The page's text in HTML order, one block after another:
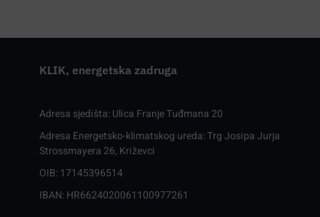
KLIK, energetska zadruga
Adresa sjedišta: Ulica Franje Tuđmana 20
Adresa Energetsko-klimatskog ureda: Trg Josipa Jurja
Strossmayera 26, Križevci
OIB: 17145396514
IBAN: HR6624020061100977261